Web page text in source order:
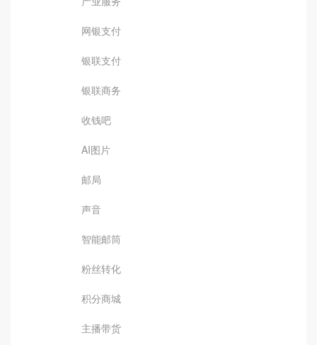
网银支付
银联支付
银联商务
收钱吧
AI图片
邮局
声音
智能邮筒
粉丝转化
积分商城
主播带货